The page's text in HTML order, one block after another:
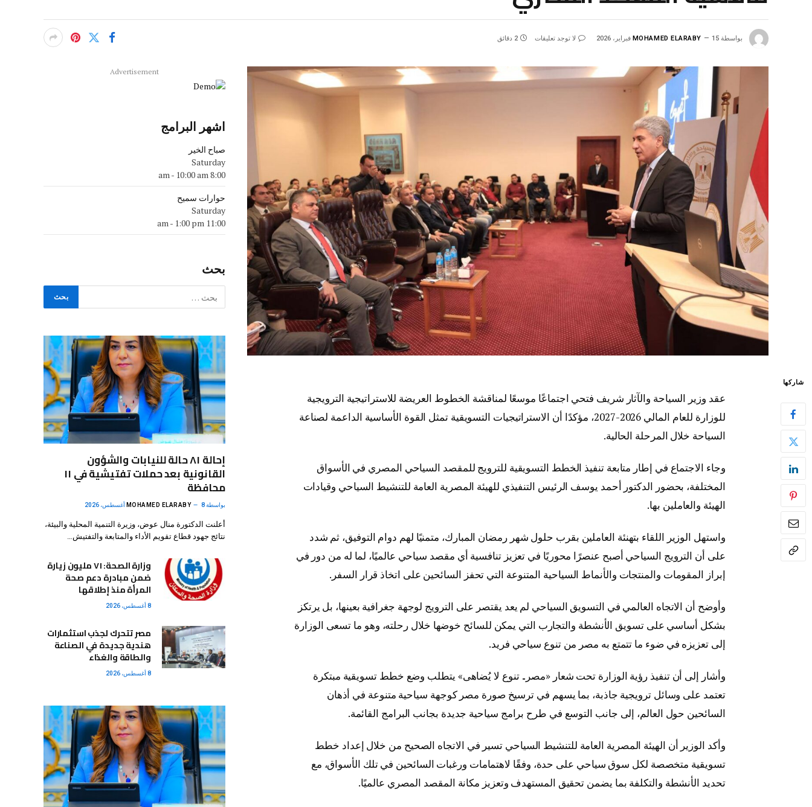
بواسطة MOHAMED ELARABY 15 فبراير، 2026 لا توجد تعليقات 2 دقائق
شاركها
عقد وزير السياحة والآثار شريف فتحي اجتماعًا موسعًا لمناقشة الخطوط العريضة للاستراتيجية الترويجية
للوزارة للعام المالي 2026-2027، مؤكدًا أن الاستراتيجيات التسويقية تمثل القوة الأساسية الداعمة لصناعة
السياحة خلال المرحلة الحالية.
وجاء الاجتماع في إطار متابعة تنفيذ الخطط التسويقية للترويج للمقصد السياحي المصري في الأسواق
المختلفة، بحضور الدكتور أحمد يوسف الرئيس التنفيذي للهيئة المصرية العامة للتنشيط السياحي وقيادات
الهيئة والعاملين بها.
واستهل الوزير اللقاء بتهنئة العاملين بقرب حلول شهر رمضان المبارك، متمنيًا لهم دوام التوفيق، ثم شدد
على أن الترويج السياحي أصبح عنصرًا محوريًا في تعزيز تنافسية أي مقصد سياحي عالميًا، لما له من دور في
إبراز المقومات والمنتجات والأنماط السياحية المتنوعة التي تحفز السائحين على اتخاذ قرار السفر.
وأوضح أن الاتجاه العالمي في التسويق السياحي لم يعد يقتصر على الترويج لوجهة جغرافية بعينها، بل يرتكز
بشكل أساسي على تسويق الأنشطة والتجارب التي يمكن للسائح خوضها خلال رحلته، وهو ما تسعى الوزارة
إلى تعزيزه في ضوء ما تتمتع به مصر من تنوع سياحي فريد.
وأشار إلى أن تنفيذ رؤية الوزارة تحت شعار «مصر.. تنوع لا يُضاهى» يتطلب وضع خطط تسويقية مبتكرة
تعتمد على وسائل ترويجية جاذبة، بما يسهم في ترسيخ صورة مصر كوجهة سياحية متنوعة في أذهان
السائحين حول العالم، إلى جانب التوسع في طرح برامج سياحية جديدة بجانب البرامج القائمة.
وأكد الوزير أن الهيئة المصرية العامة للتنشيط السياحي تسير في الاتجاه الصحيح من خلال إعداد خطط
تسويقية متخصصة لكل سوق سياحي على حدة، وفقًا لاهتمامات ورغبات السائحين في تلك الأسواق، مع
تحديد الأنشطة والتكلفة بما يضمن تحقيق المستهدف وتعزيز مكانة المقصد المصري عالميًا.
Advertisement
اشهر البرامج
صباح الخير
Saturday
8:00 am
- 10:00 am
حوارات سميح
Saturday
11:00 am
- 1:00 pm
بحث
إحالة ٨١ حالة للنيابات والشؤون
القانونية بعد حملات تفتيشية في ١١
محافظة
بواسطة MOHAMED ELARABY 8 أغسطس، 2026
أعلنت الدكتورة منال عوض، وزيرة التنمية المحلية والبيئة،
نتائج جهود قطاع تقويم الأداء والمتابعة والتفتيش…
وزارة الصحة: ٧١ مليون زيارة
ضمن مبادرة دعم صحة
المرأة منذ إطلاقها
8 أغسطس، 2026
مصر تتحرك لجذب استثمارات
هندية جديدة في الصناعة
والطاقة والغذاء
8 أغسطس، 2026